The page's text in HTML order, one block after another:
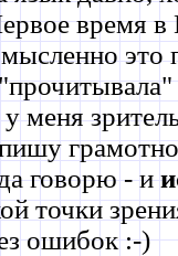
время в
мысленно это
меня
говорю - и
точки
ошибок :-)